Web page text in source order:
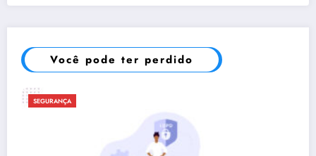
Você pode ter perdido
SEGURANÇA